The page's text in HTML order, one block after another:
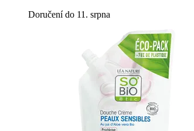
Doručení do 11. srpna